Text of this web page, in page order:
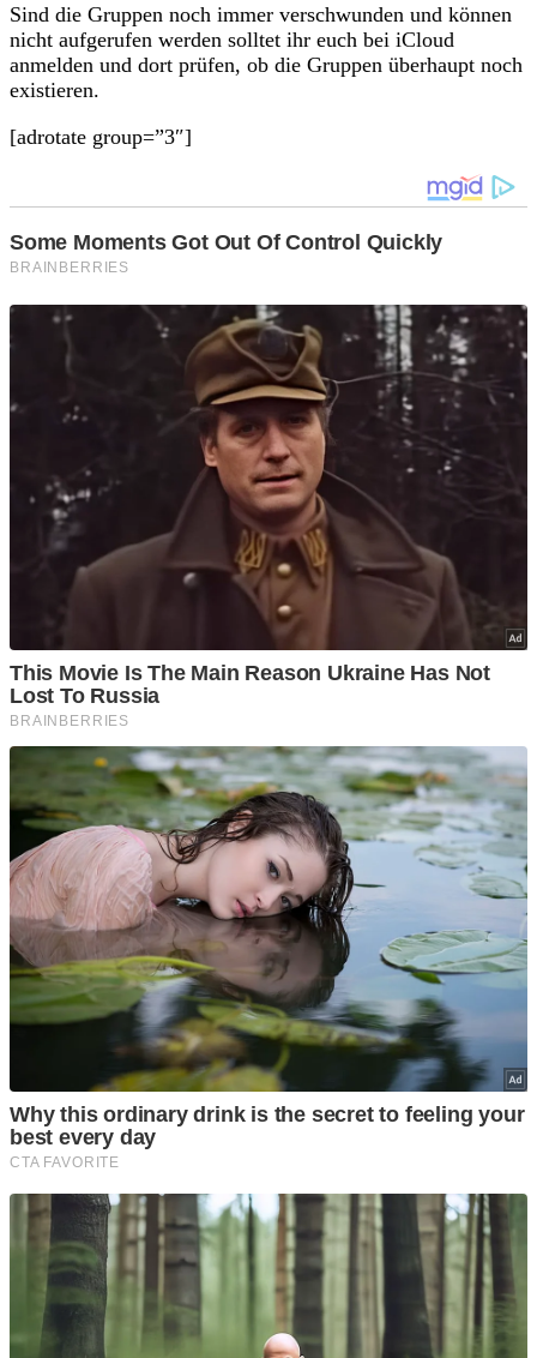
Sind die Gruppen noch immer verschwunden und können
nicht aufgerufen werden solltet ihr euch bei iCloud
anmelden und dort prüfen, ob die Gruppen überhaupt noch
existieren.
[adrotate group=”3″]